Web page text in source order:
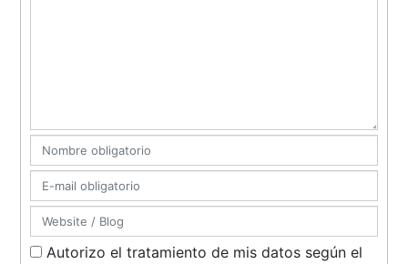
Autorizo el tratamiento de mis datos según el